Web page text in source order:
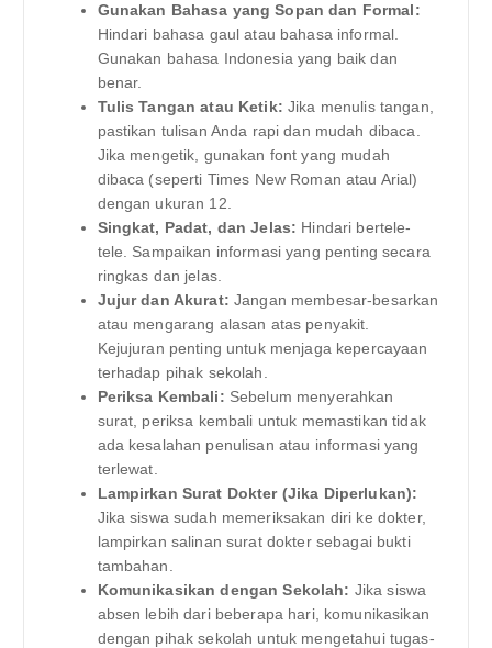
Gunakan Bahasa yang Sopan dan Formal:
Hindari bahasa gaul atau bahasa informal.
Gunakan bahasa Indonesia yang baik dan
benar.
Tulis Tangan atau Ketik: Jika menulis tangan,
pastikan tulisan Anda rapi dan mudah dibaca.
Jika mengetik, gunakan font yang mudah
dibaca (seperti Times New Roman atau Arial)
dengan ukuran 12.
Singkat, Padat, dan Jelas: Hindari bertele-
tele. Sampaikan informasi yang penting secara
ringkas dan jelas.
Jujur dan Akurat: Jangan membesar-besarkan
atau mengarang alasan atas penyakit.
Kejujuran penting untuk menjaga kepercayaan
terhadap pihak sekolah.
Periksa Kembali: Sebelum menyerahkan
surat, periksa kembali untuk memastikan tidak
ada kesalahan penulisan atau informasi yang
terlewat.
Lampirkan Surat Dokter (Jika Diperlukan):
Jika siswa sudah memeriksakan diri ke dokter,
lampirkan salinan surat dokter sebagai bukti
tambahan.
Komunikasikan dengan Sekolah: Jika siswa
absen lebih dari beberapa hari, komunikasikan
dengan pihak sekolah untuk mengetahui tugas-